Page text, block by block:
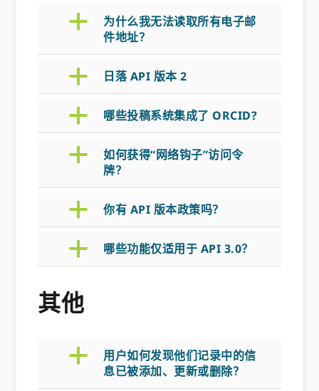
a
为什么我无法读取所有电子邮
件地址？
a 日落 API 版本 2
a 哪些投稿系统集成了 ORCID?
a
如何获得“网络钩子”访问令
牌？
a 你有 API 版本政策吗？
a 哪些功能仅适用于 API 3.0？
其他
a
用户如何发现他们记录中的信
息已被添加、更新或删除？